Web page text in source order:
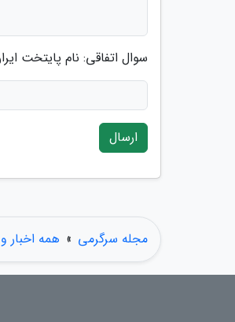
سوال اتفاقی: نام پایتخت
ارسال
مجله سرگرمی » همه اخبار